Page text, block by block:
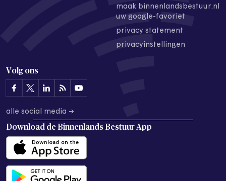
maak binnenlandsbestuur.nl
uw google-favoriet
privacy statement
privacyinstellingen
Volg ons
alle social media →
Download de Binnenlands Bestuur App